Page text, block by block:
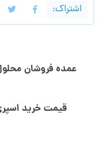
عمده فروشان
قیمت خرید